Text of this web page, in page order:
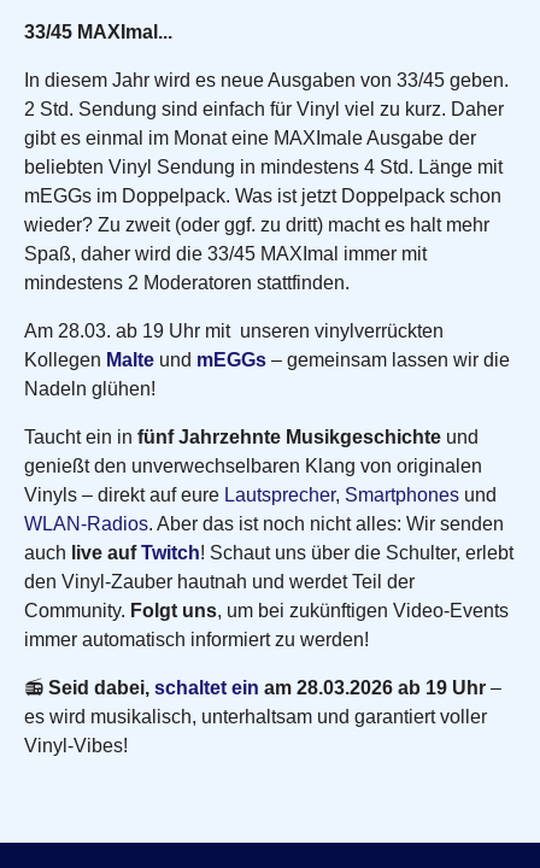
33/45 MAXImal...
In diesem Jahr wird es neue Ausgaben von 33/45 geben.
2 Std. Sendung sind einfach für Vinyl viel zu kurz. Daher
gibt es einmal im Monat eine MAXImale Ausgabe der
beliebten Vinyl Sendung in mindestens 4 Std. Länge mit
mEGGs im Doppelpack. Was ist jetzt Doppelpack schon
wieder? Zu zweit (oder ggf. zu dritt) macht es halt mehr
Spaß, daher wird die 33/45 MAXImal immer mit
mindestens 2 Moderatoren stattfinden.
Am 28.03. ab 19 Uhr mit unseren vinylverrückten
Kollegen Malte und mEGGs – gemeinsam lassen wir die
Nadeln glühen!
Taucht ein in fünf Jahrzehnte Musikgeschichte und
genießt den unverwechselbaren Klang von originalen
Vinyls – direkt auf eure Lautsprecher, Smartphones und
WLAN-Radios. Aber das ist noch nicht alles: Wir senden
auch live aufTwitch! Schaut uns über die Schulter, erlebt
den Vinyl-Zauber hautnah und werdet Teil der
Community. Folgt uns, um bei zukünftigen Video-Events
immer automatisch informiert zu werden!
📻 Seid dabei, schaltet ein am 28.03.2026 ab 19 Uhr –
es wird musikalisch, unterhaltsam und garantiert voller
Vinyl-Vibes!